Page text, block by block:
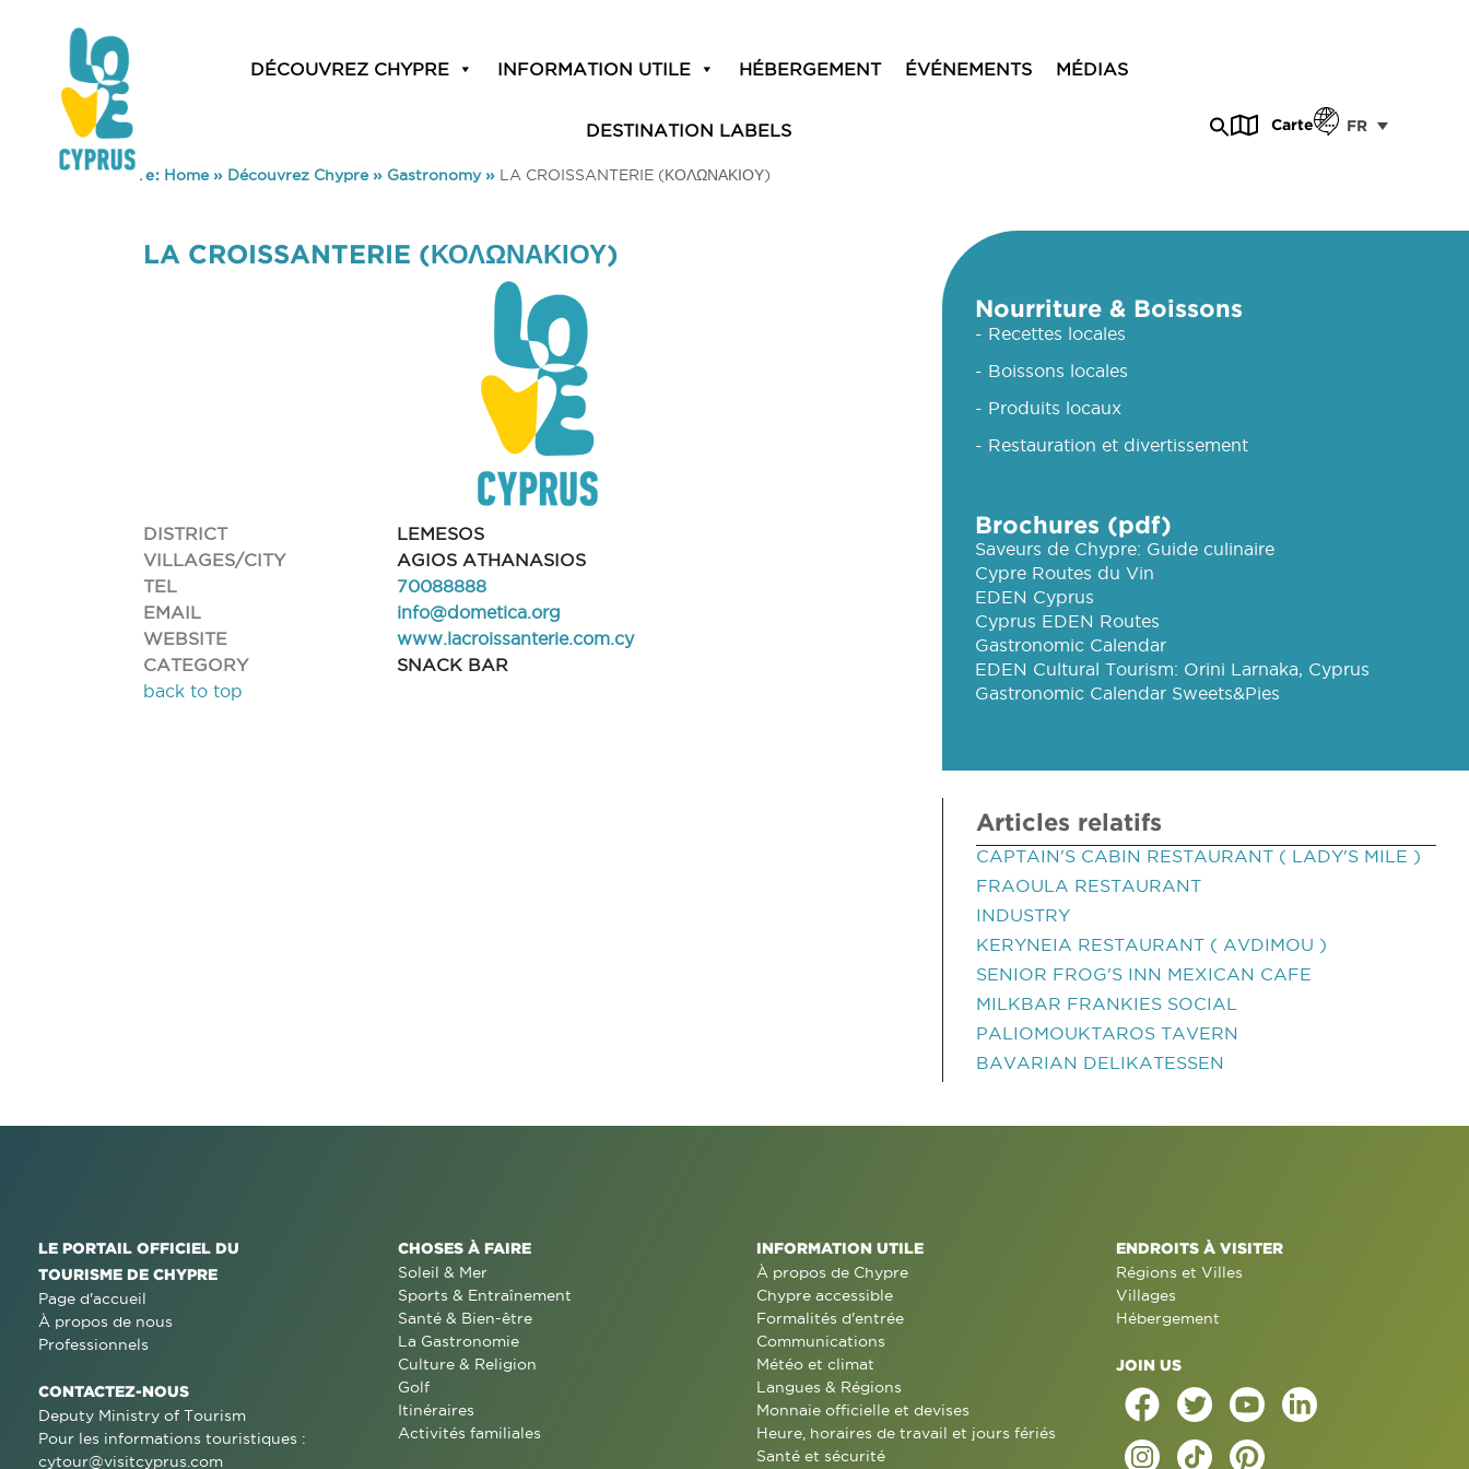
DÉCOUVREZ CHYPRE INFORMATION UTILE HÉBERGEMENT ÉVÉNEMENTS MÉDIAS
DESTINATION LABELS Carte FR
You are here: Home» Découvrez Chypre» Gastronomy» LA CROISSANTERIE (ΚΟΛΩΝΑΚΙΟΥ)
LA CROISSANTERIE (ΚΟΛΩΝΑΚΙΟΥ)
DISTRICT
LEMESOS
VILLAGES/CITY
AGIOS ATHANASIOS
TEL
70088888
EMAIL
info@dometica.org
WEBSITE
www.lacroissanterie.com.cy
CATEGORY
SNACK BAR
back to top
Nourriture & Boissons
- Recettes locales
- Boissons locales
- Produits locaux
- Restauration et divertissement
Brochures (pdf)
Saveurs de Chypre: Guide culinaire
Cypre Routes du Vin
EDEN Cyprus
Cyprus EDEN Routes
Gastronomic Calendar
EDEN Cultural Tourism: Orini Larnaka, Cyprus
Gastronomic Calendar Sweets&Pies
Articles relatifs
CAPTAIN'S CABIN RESTAURANT ( LADY'S MILE )
FRAOULA RESTAURANT
INDUSTRY
KERYNEIA RESTAURANT ( AVDIMOU )
SENIOR FROG'S INN MEXICAN CAFE
MILKBAR FRANKIES SOCIAL
PALIOMOUKTAROS TAVERN
BAVARIAN DELIKATESSEN
LE PORTAIL OFFICIEL DU
TOURISME DE CHYPRE
Page d'accueil
À propos de nous
Professionnels
CONTACTEZ-NOUS
Deputy Ministry of Tourism
Pour les informations touristiques :
cytour@visitcyprus.com
CHOSES À FAIRE
Soleil & Mer
Sports & Entraînement
Santé & Bien-être
La Gastronomie
Culture & Religion
Golf
Itinéraires
Activités familiales
INFORMATION UTILE
À propos de Chypre
Chypre accessible
Formalités d'entrée
Communications
Météo et climat
Langues & Régions
Monnaie officielle et devises
Heure, horaires de travail et jours fériés
Santé et sécurité
ENDROITS À VISITER
Régions et Villes
Villages
Hébergement
JOIN US